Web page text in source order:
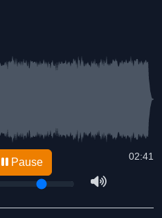
02:41
Pause